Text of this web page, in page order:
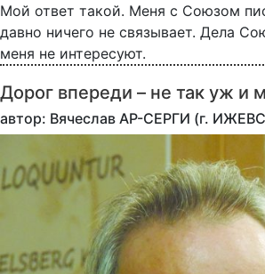
Мой ответ такой. Меня с Союзом
давно ничего не связывает. Дела
меня не интересуют.
Дорог впереди – не так уж и
автор: Вячеслав АР-СЕРГИ (г.